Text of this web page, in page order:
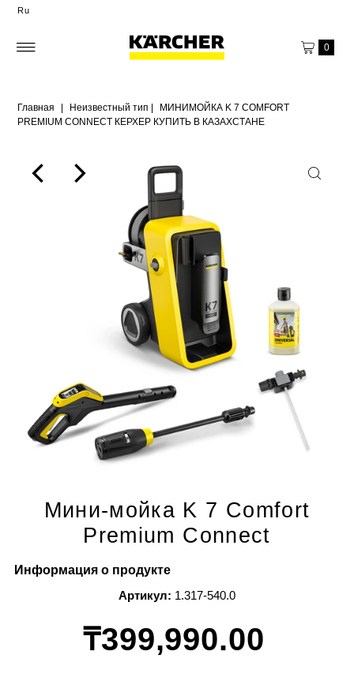
Ru
0
Главная | Неизвестный тип |
МИНИМОЙКА K 7 COMFORT
PREMIUM CONNECT КЕРХЕР КУПИТЬ В КАЗАХСТАНЕ
Мини-мойка K 7 Comfort
Premium Connect
Информация о продукте
Артикул: 1.317-540.0
₸399,990.00